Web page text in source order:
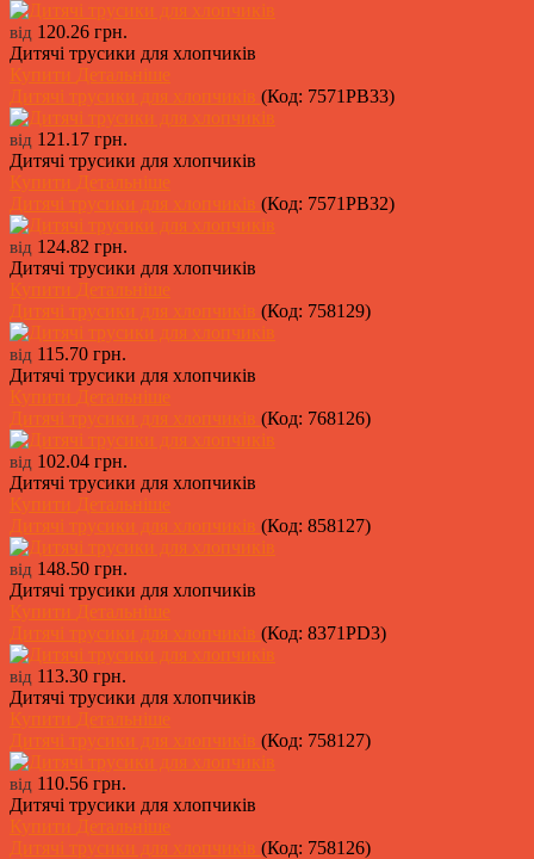
від 120.26 грн.
Дитячі трусики для хлопчиків
Купити Детальніше
Дитячі трусики для хлопчиків (Код: 7571PB33)
від 121.17 грн.
Дитячі трусики для хлопчиків
Купити Детальніше
Дитячі трусики для хлопчиків (Код: 7571PB32)
від 124.82 грн.
Дитячі трусики для хлопчиків
Купити Детальніше
Дитячі трусики для хлопчиків (Код: 758129)
від 115.70 грн.
Дитячі трусики для хлопчиків
Купити Детальніше
Дитячі трусики для хлопчиків (Код: 768126)
від 102.04 грн.
Дитячі трусики для хлопчиків
Купити Детальніше
Дитячі трусики для хлопчиків (Код: 858127)
від 148.50 грн.
Дитячі трусики для хлопчиків
Купити Детальніше
Дитячі трусики для хлопчиків (Код: 8371PD3)
від 113.30 грн.
Дитячі трусики для хлопчиків
Купити Детальніше
Дитячі трусики для хлопчиків (Код: 758127)
від 110.56 грн.
Дитячі трусики для хлопчиків
Купити Детальніше
Дитячі трусики для хлопчиків (Код: 758126)